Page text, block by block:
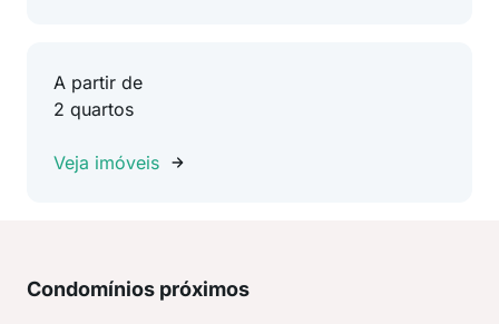
A partir de
2 quartos
Veja imóveis
Condomínios próximos